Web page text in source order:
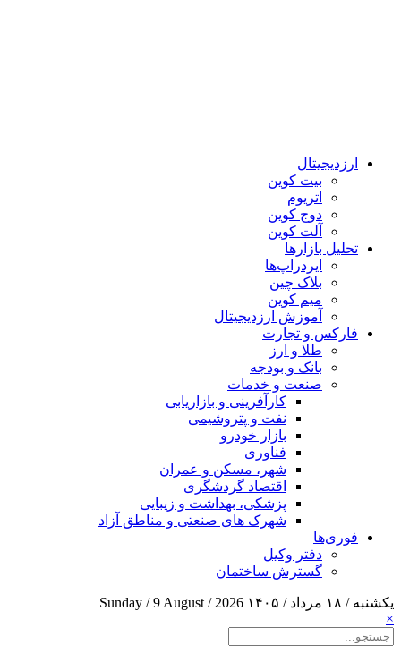
ارزدیجیتال
بیت کوین
اتریوم
دوج کوین
آلت کوین
تحلیل بازارها
ایردراپ‌ها
بلاک چین
میم کوین‌
آموزش ارزدیجیتال
فارکس و تجارت
طلا و ارز
بانک و بودجه
صنعت و خدمات
کارآفرینی و بازاریابی
نفت و پتروشیمی
بازار خودرو
فناوری
شهر، مسکن و عمران
اقتصاد گردشگری
پزشکی، بهداشت و زیبایی
شهرک های صنعتی و مناطق آزاد
فوری‌ها
دفتر وکیل
گسترش ساختمان
یکشنبه / ۱۸ مرداد / ۱۴۰۵
Sunday / 9 August / 2026
×